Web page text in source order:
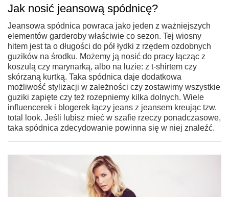
Jak nosić jeansową spódnicę?
Jeansowa spódnica powraca jako jeden z ważniejszych
elementów garderoby właściwie co sezon. Tej wiosny
hitem jest ta o długości do pół łydki z rzędem ozdobnych
guzików na środku. Możemy ją nosić do pracy łącząc z
koszulą czy marynarką, albo na luzie: z t-shirtem czy
skórzaną kurtką. Taka spódnica daje dodatkowa
możliwość stylizacji w zależności czy zostawimy wszystkie
guziki zapięte czy też rozepniemy kilka dolnych. Wiele
influencerek i blogerek łączy jeans z jeansem kreując tzw.
total look. Jeśli lubisz mieć w szafie rzeczy ponadczasowe,
taka spódnica zdecydowanie powinna się w niej znaleźć.